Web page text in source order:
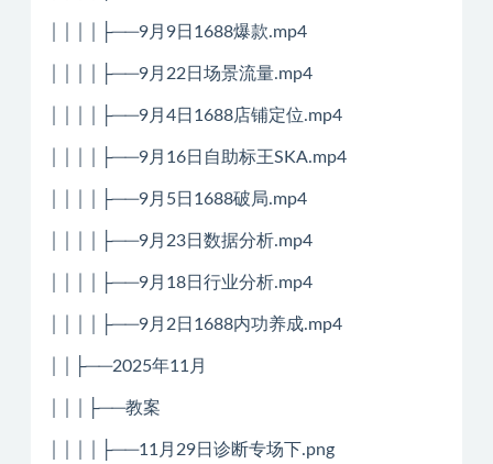
││││├──9月9日1688爆款.mp4
││││├──9月22日场景流量.mp4
││││├──9月4日1688店铺定位.mp4
││││├──9月16日自助标王SKA.mp4
││││├──9月5日1688破局.mp4
││││├──9月23日数据分析.mp4
││││├──9月18日行业分析.mp4
││││├──9月2日1688内功养成.mp4
││├──2025年11月
│││├──教案
││││├──11月29日诊断专场下.png